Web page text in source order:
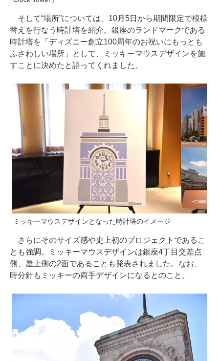
そして“場所”については、10月5日から期間限定で模様
替えを行なう時計塔を紹介。銀座のランドマークである
時計塔を「ディズニー創立100周年のお祝いにもっとも
ふさわしい場所」として、ミッキーマウスデザインを施
すことに決めたと語ってくれました。
ミッキーマウスデザインとなった時計塔のイメージ
さらにそのサイズ感や史上初のプロジェクトであるこ
とも強調。ミッキーマウスデザインは銀座4丁目交差点
側、屋上側の2面であることも発表されました。なお、
時分針もミッキーの両手デザインになるとのこと。